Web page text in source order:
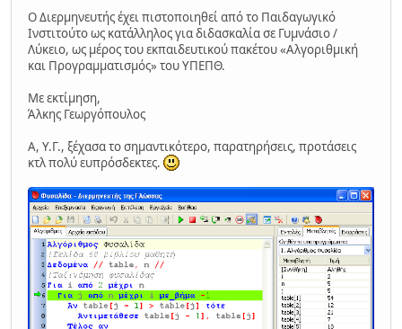
Ο Διερμηνευτής έχει πιστοποιηθεί από το Παιδαγωγικό
Ινστιτούτο ως κατάλληλος για διδασκαλία σε Γυμνάσιο /
Λύκειο, ως μέρος του εκπαιδευτικού πακέτου «Αλγοριθμική
και Προγραμματισμός» του ΥΠΕΠΘ.
Με εκτίμηση,
Άλκης Γεωργόπουλος
Α, Υ.Γ., ξέχασα το σημαντικότερο, παρατηρήσεις, προτάσεις
κτλ πολύ ευπρόσδεκτες.